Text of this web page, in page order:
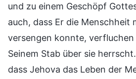
und zu einem Geschöpf
auch, dass Er die Menschheit
versengen konnte,
Seinem Stab über sie
dass Jehova das Leben der